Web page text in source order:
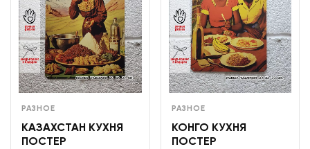
РАЗНОЕ
КАЗАХСТАН КУХНЯ
ПОСТЕР
РАЗНОЕ
КОНГО КУХНЯ
ПОСТЕР